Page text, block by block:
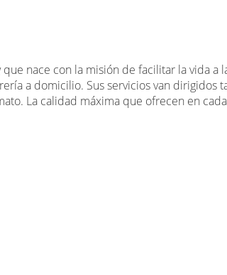
nace con la misión de facilitar la vida a
a domicilio. Sus servicios van dirigidos
La calidad máxima que ofrecen en